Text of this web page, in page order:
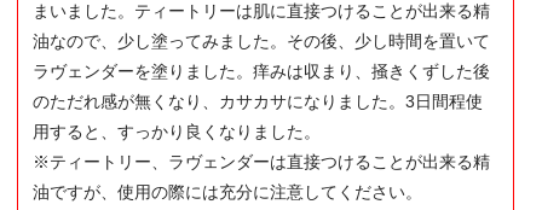
まいました。ティートリーは肌に直接つけることが出来る精
油なので、少し塗ってみました。その後、少し時間を置いて
ラヴェンダーを塗りました。痒みは収まり、掻きくずした後
のただれ感が無くなり、カサカサになりました。3日間程使
用すると、すっかり良くなりました。
※ティートリー、ラヴェンダーは直接つけることが出来る精
油ですが、使用の際には充分に注意してください。